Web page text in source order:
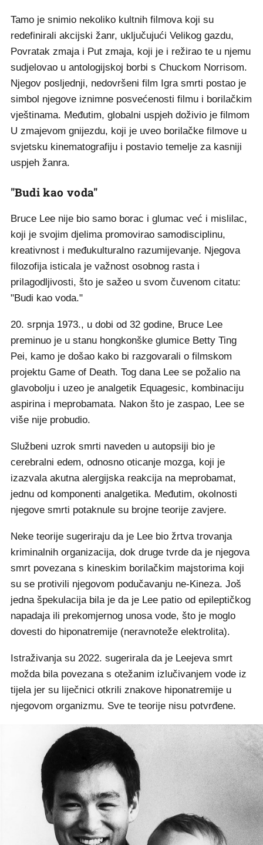
Tamo je snimio nekoliko kultnih filmova koji su
redefinirali akcijski žanr, uključujući Velikog gazdu,
Povratak zmaja i Put zmaja, koji je i režirao te u njemu
sudjelovao u antologijskoj borbi s Chuckom Norrisom.
Njegov posljednji, nedovršeni film Igra smrti postao je
simbol njegove iznimne posvećenosti filmu i borilačkim
vještinama. Međutim, globalni uspjeh doživio je filmom
U zmajevom gnijezdu, koji je uveo borilačke filmove u
svjetsku kinematografiju i postavio temelje za kasniji
uspjeh žanra.
"Budi kao voda"
Bruce Lee nije bio samo borac i glumac već i mislilac,
koji je svojim djelima promovirao samodisciplinu,
kreativnost i međukulturalno razumijevanje. Njegova
filozofija isticala je važnost osobnog rasta i
prilagodljivosti, što je sažeo u svom čuvenom citatu:
"Budi kao voda."
20. srpnja 1973., u dobi od 32 godine, Bruce Lee
preminuo je u stanu hongkonške glumice Betty Ting
Pei, kamo je došao kako bi razgovarali o filmskom
projektu Game of Death. Tog dana Lee se požalio na
glavobolju i uzeo je analgetik Equagesic, kombinaciju
aspirina i meprobamata. Nakon što je zaspao, Lee se
više nije probudio.
Službeni uzrok smrti naveden u autopsiji bio je
cerebralni edem, odnosno oticanje mozga, koji je
izazvala akutna alergijska reakcija na meprobamat,
jednu od komponenti analgetika. Međutim, okolnosti
njegove smrti potaknule su brojne teorije zavjere.
Neke teorije sugeriraju da je Lee bio žrtva trovanja
kriminalnih organizacija, dok druge tvrde da je njegova
smrt povezana s kineskim borilačkim majstorima koji
su se protivili njegovom podučavanju ne-Kineza. Još
jedna špekulacija bila je da je Lee patio od epileptičkog
napadaja ili prekomjernog unosa vode, što je moglo
dovesti do hiponatremije (neravnoteže elektrolita).
Istraživanja su 2022. sugerirala da je Leejeva smrt
možda bila povezana s otežanim izlučivanjem vode iz
tijela jer su liječnici otkrili znakove hiponatremije u
njegovom organizmu. Sve te teorije nisu potvrđene.